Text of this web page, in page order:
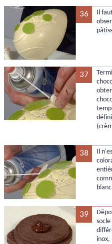
36
Il
37
38
Il
39
inox,